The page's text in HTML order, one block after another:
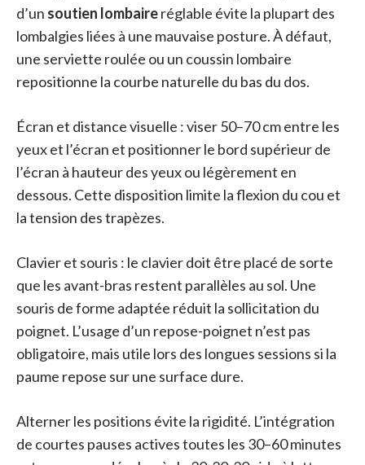
d’un soutien lombaireréglable évite la plupart des
lombalgies liées à une mauvaise posture. À défaut,
une serviette roulée ou un coussin lombaire
repositionne la courbe naturelle du bas du dos.
Écran et distance visuelle : viser 50–70 cm entre les
yeux et l’écran et positionner le bord supérieur de
l’écran à hauteur des yeux ou légèrement en
dessous. Cette disposition limite la flexion du cou et
la tension des trapèzes.
Clavier et souris : le clavier doit être placé de sorte
que les avant-bras restent parallèles au sol. Une
souris de forme adaptée réduit la sollicitation du
poignet. L’usage d’un repose-poignet n’est pas
obligatoire, mais utile lors des longues sessions si la
paume repose sur une surface dure.
Alterner les positions évite la rigidité. L’intégration
de courtes pauses actives toutes les 30–60 minutes